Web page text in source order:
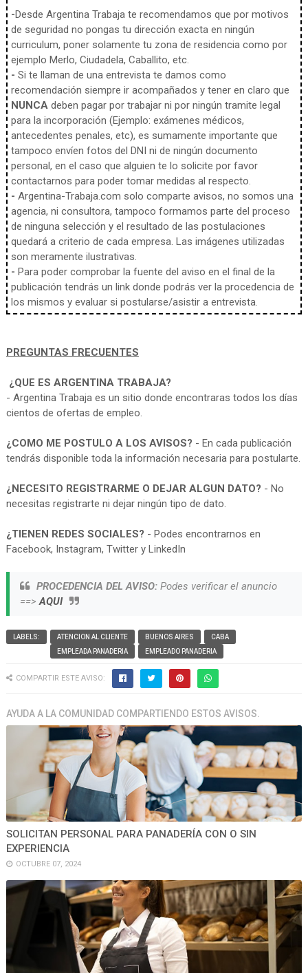
-Desde Argentina Trabaja te recomendamos que por motivos
de seguridad no pongas tu dirección exacta en ningún
curriculum, poner solamente tu zona de residencia como por
ejemplo Merlo, Ciudadela, Caballito, etc.
- Si te llaman de una entrevista te damos como
recomendación siempre ir acompañados y tener en claro que
NUNCAdeben pagar por trabajar ni por ningún tramite legal
para la incorporación (Ejemplo: exámenes médicos,
antecedentes penales, etc), es sumamente importante que
tampoco envíen fotos del DNI ni de ningún documento
personal, en el caso que alguien te lo solicite por favor
contactarnos para poder tomar medidas al respecto.
- Argentina-Trabaja.com solo comparte avisos, no somos una
agencia, ni consultora, tampoco formamos parte del proceso
de ninguna selección y el resultado de las postulaciones
quedará a criterio de cada empresa. Las imágenes utilizadas
son meramente ilustrativas.
- Para poder comprobar la fuente del aviso en el final de la
publicación tendrás un link donde podrás ver la procedencia de
los mismos y evaluar si postularse/asistir a entrevista.
PREGUNTAS FRECUENTES
¿QUE ES ARGENTINA TRABAJA?
- Argentina Trabaja es un sitio donde encontraras todos los días
cientos de ofertas de empleo.
¿COMO ME POSTULO A LOS AVISOS? - En cada publicación
tendrás disponible toda la información necesaria para postularte.
¿NECESITO REGISTRARME O DEJAR ALGUN DATO? - No
necesitas registrarte ni dejar ningún tipo de dato.
¿TIENEN REDES SOCIALES? - Podes encontrarnos en
Facebook, Instagram, Twitter y LinkedIn
PROCEDENCIA DEL AVISO:Podes verificar el anuncio
==>AQUI
LABELS: ATENCION AL CLIENTE BUENOS AIRES
CABA
EMPLEADA PANADERIA
EMPLEADO PANADERIA
COMPARTIR ESTE AVISO:
AYUDA A LA COMUNIDAD COMPARTIENDO ESTOS AVISOS.
SOLICITAN PERSONAL PARA PANADERÍA CON O SIN
EXPERIENCIA
OCTUBRE 07, 2024